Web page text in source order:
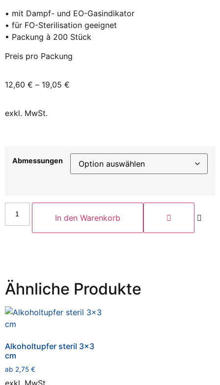
• mit Dampf- und EO-Gasindikator
• für FO-Sterilisation geeignet
• Packung à 200 Stück
Preis pro Packung
12,60 € – 19,05 €
exkl. MwSt.
Abmessungen
In den Warenkorb
Ähnliche Produkte
Alkoholtupfer steril 3×3
cm
ab 2,75 €